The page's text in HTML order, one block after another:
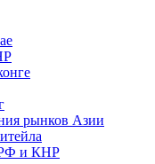
рынков Азии
РФ и КНР